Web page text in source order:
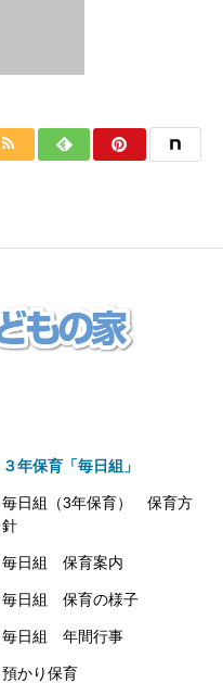
３年保育「毎日組」
毎日組（3年保育） 保育方
針
毎日組 保育案内
毎日組 保育の様子
毎日組 年間行事
預かり保育